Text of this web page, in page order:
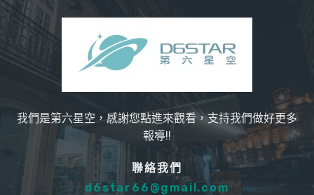
我們是第六星空，感謝您點進來觀看，支持我們做好更多
報導!!
聯絡我們
d6star66@gmail.com